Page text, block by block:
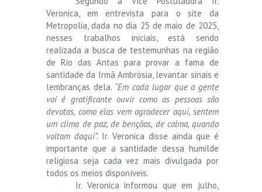
Veronica, em entrevista para o site da
Metropolia, dada no dia 25 de maio de 2025,
nesses trabalhos iniciais, está sendo
realizada a busca de testemunhas na região
de Rio das Antas para provar a fama de
santidade da Irmã Ambrósia, levantar sinais e
lembranças dela. “Em cada lugar que a gente
vai é gratificante ouvir como as pessoas são
devotas, como elas vem agradecer aqui, sentem
um clima de paz, de bençãos, de calma, quando
voltam daqui”.Ir. Veronica disse ainda que é
importante que a santidade dessa humilde
religiosa seja cada vez mais divulgada por
todos os meios disponíveis.
Ir. Veronica informou que em julho,